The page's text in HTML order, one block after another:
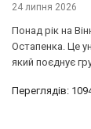
24 липня 2026
Понад рік на
Остапенка. Це
який поєднує
Переглядів: